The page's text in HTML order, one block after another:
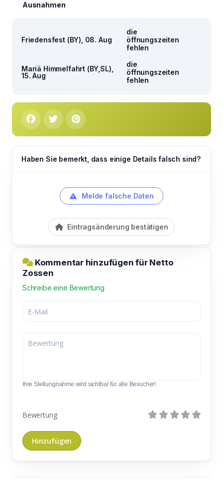
Ausnahmen
Friedensfest (BY), 08. Aug
die
öffnungszeiten
fehlen
Mariä Himmelfahrt (BY,SL),
15. Aug
die
öffnungszeiten
fehlen
Haben Sie bemerkt, dass einige Details falsch sind?
Melde falsche Daten
Eintragsänderung bestätigen
Kommentar hinzufügen für Netto
Zossen
Schreibe eine Bewertung
Ihre Stellungnahme wird sichtbar für alle Besucher!
Bewertung